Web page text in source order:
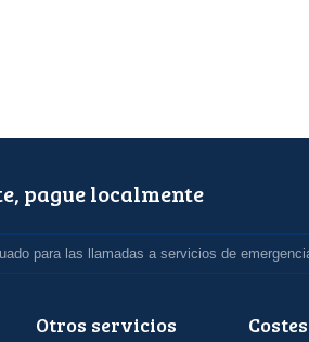
pague localmente
para las llamadas a servicios de
Otros servicios Costes